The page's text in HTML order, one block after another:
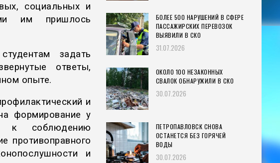
социальных и
им пришлось
задать
ответы,
опыте.
и
формирование у
к соблюдению
противоправного
и
БОЛЕЕ 500 НАРУШЕНИЙ В СФЕРЕ
ПАССАЖИРСКИХ ПЕРЕВОЗОК
ВЫЯВИЛИ В СКО
31.07.2026
ОКОЛО 100 НЕЗАКОННЫХ
СВАЛОК ОБНАРУЖИЛИ В СКО
30.07.2026
ПЕТРОПАВЛОВСК СНОВА
ОСТАНЕТСЯ БЕЗ ГОРЯЧЕЙ
ВОДЫ
30.07.2026